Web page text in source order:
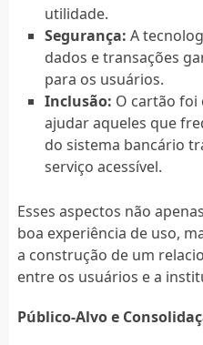
utilidade.
Segurança: A
dados e transações
para os usuários.
Inclusão: O cartão foi
ajudar aqueles que
do sistema bancário
serviço acessível.
Esses aspectos não
boa experiência de uso,
a construção de um
entre os usuários e a
Público-Alvo e